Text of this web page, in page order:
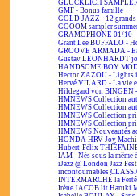
GLÜCKLICH
GMF - Bonus famille
GOLD JAZZ - 12 grands
GOOOM sampler
GRAMOPHONE 01/10
Grant Lee BUFFALO -
GROOVE ARMADA -
Gustav LEONHARDT
HANDSOME BOY
Hector ZAZOU - Lights
Hervé VILARD - La vie
Hildegard von BINGEN
HMNEWS Collection
HMNEWS Collection
HMNEWS Collection
HMNEWS Collection
HMNEWS Nouveautés
HONDA HRV Joy
Hubert-Félix
IAM - Nés sous la même
iJazz @ London Jazz
incontournables
INTERMARCHÉ la
Irène JACOB lit Haruki